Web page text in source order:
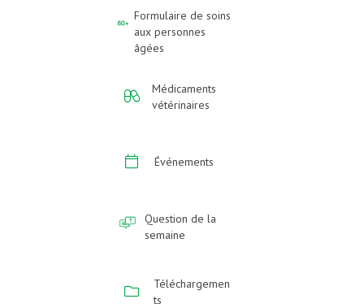
Formulaire de soins
aux personnes
âgées
Médicaments
vétérinaires
Événements
Question de la
semaine
Téléchargemen
ts